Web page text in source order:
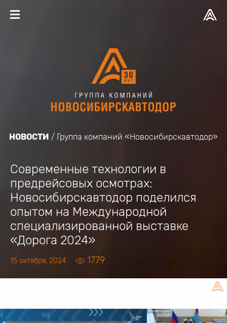
НОВОСТИ Группа компаний «Новосибирскавтодор»
Современные технологии в
предрейсовых осмотрах:
Новосибирскавтодор поделился
опытом на Международной
специализированной выставке
«Дорога 2024»
15 октября, 2024 1779